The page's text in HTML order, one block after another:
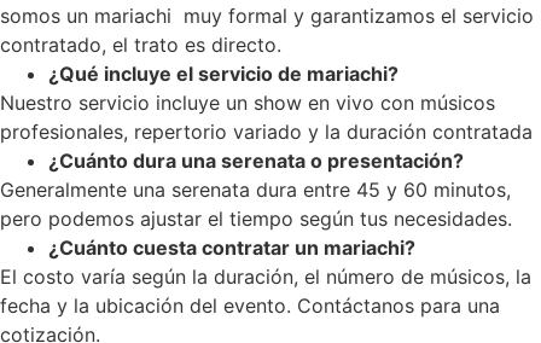
somos un mariachi muy formal y garantizamos el servicio
contratado, el trato es directo.
¿Qué incluye el servicio de mariachi?
Nuestro servicio incluye un show en vivo con músicos
profesionales, repertorio variado y la duración contratada
¿Cuánto dura una serenata o presentación?
Generalmente una serenata dura entre 45 y 60 minutos,
pero podemos ajustar el tiempo según tus necesidades.
¿Cuánto cuesta contratar un mariachi?
El costo varía según la duración, el número de músicos, la
fecha y la ubicación del evento. Contáctanos para una
cotización.